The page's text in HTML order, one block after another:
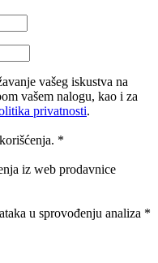
vašeg iskustva na
vašem nalogu, kao i za
privatnosti.
korišćenja. *
iz web prodavnice
u sprovođenju analiza *